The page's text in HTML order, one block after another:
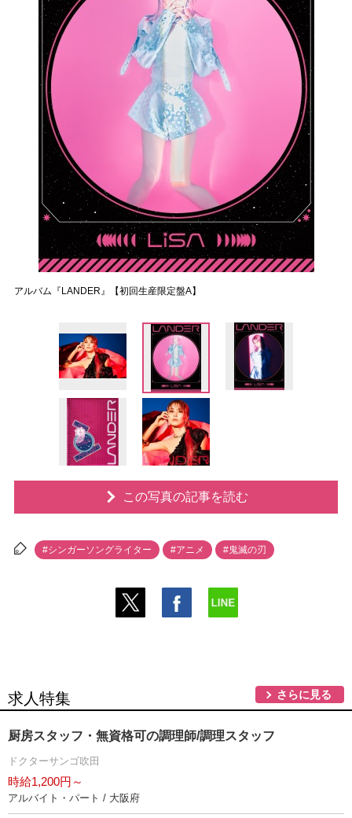
アルバム『LANDER』【初回生産限定盤A】
この写真の記事を読む
#シンガーソングライター #アニメ #鬼滅の刃
求人特集 さらに見る
厨房スタッフ・無資格可の調理師/調理スタッフ
ドクターサンゴ吹田
時給1,200円～
アルバイト・パート / 大阪府